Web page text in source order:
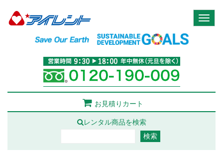
お見積りカート
レンタル商品を検索